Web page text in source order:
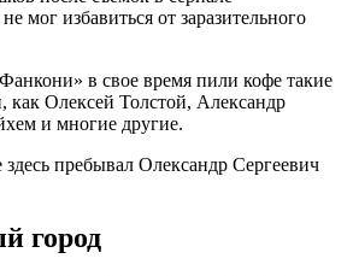
мог избавиться от заразительного
в свое время пили кофе такие
как Олексей Толстой, Александр
и многие другие.
пребывал Олександр Сергеевич
город